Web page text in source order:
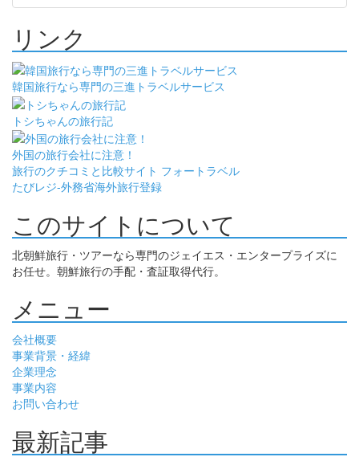
リンク
韓国旅行なら専門の三進トラベルサービス
トシちゃんの旅行記
外国の旅行会社に注意！
旅行のクチコミと比較サイト フォートラベル
たびレジ-外務省海外旅行登録
このサイトについて
北朝鮮旅行・ツアーなら専門のジェイエス・エンタープライズに
お任せ。朝鮮旅行の手配・査証取得代行。
メニュー
会社概要
事業背景・経緯
企業理念
事業内容
お問い合わせ
最新記事